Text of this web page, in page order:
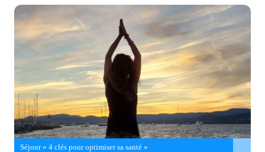
Séjour « 4 clés pour optimiser sa santé »